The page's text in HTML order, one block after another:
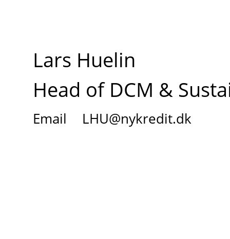
Lars Huelin
Head of DCM &
Email LHU@nykredit.dk